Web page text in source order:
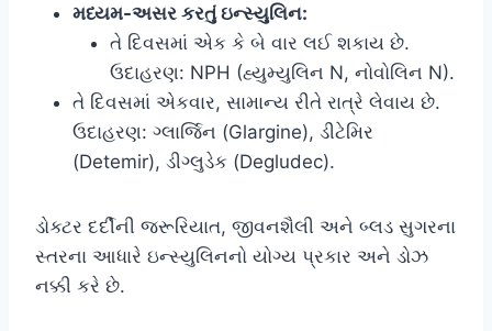
મધ્યમ-અસર કરતું ઇન્સ્યુલિન:
તે દિવસમાં એક કે બે વાર લઈ શકાય છે.
ઉદાહરણ: NPH (હ્યુમ્યુલિન N, નોવોલિન N).
તે દિવસમાં એકવાર, સામાન્ય રીતે રાત્રે લેવાય છે.
ઉદાહરણ: ગ્લાર્જિન (Glargine), ડીટેમિર
(Detemir), ડીગ્લુડેક (Degludec).
ડોક્ટર દર્દીની જરૂરિયાત, જીવનશૈલી અને બ્લડ સુગરના
સ્તરના આધારે ઇન્સ્યુલિનનો યોગ્ય પ્રકાર અને ડોઝ
નક્કી કરે છે.